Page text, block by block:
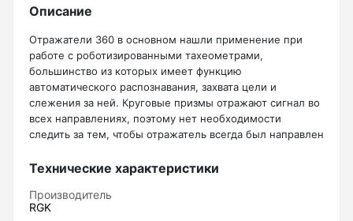
Описание
Отражатели 360 в основном нашли применение при
работе с роботизированными тахеометрами,
большинство из которых имеет функцию
автоматического распознавания, захвата цели и
слежения за ней. Круговые призмы отражают сигнал во
всех направлениях, поэтому нет необходимости
следить за тем, чтобы отражатель всегда был направлен
В отражатель AY360 равномерно вмонтированы семь
непрерывное и постоянное отражение сигнала
дальномера. Постоянная +2 мм. Крепление резьбовое,
Технические характеристики
Производитель
RGK
Нивелиры
Нивелиры оптические
Комплекты нивелиров